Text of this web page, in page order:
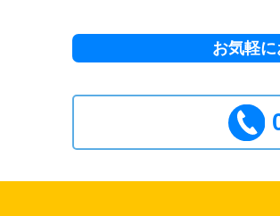
お気軽に